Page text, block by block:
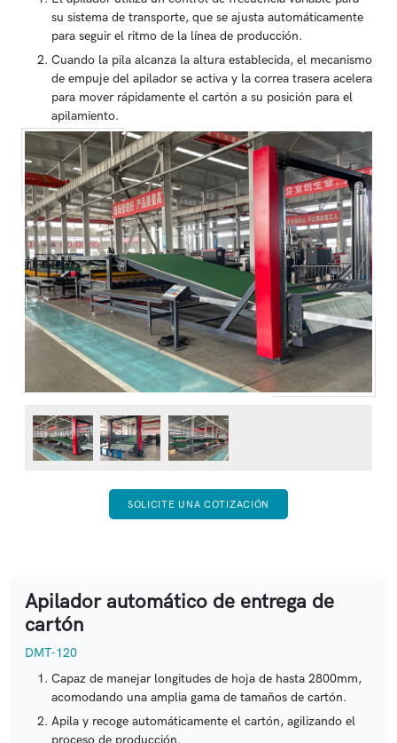
su sistema de transporte, que se ajusta automáticamente
para seguir el ritmo de la línea de producción.
Cuando la pila alcanza la altura establecida, el mecanismo
de empuje del apilador se activa y la correa trasera acelera
para mover rápidamente el cartón a su posición para el
apilamiento.
SOLICITE UNA COTIZACIÓN
Apilador automático de entrega de
cartón
DMT-120
Capaz de manejar longitudes de hoja de hasta 2800mm,
acomodando una amplia gama de tamaños de cartón.
Apila y recoge automáticamente el cartón, agilizando el
proceso de producción.